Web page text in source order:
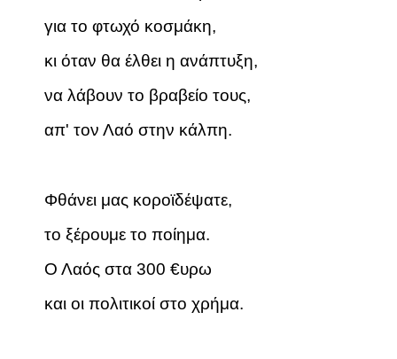
για το φτωχό κοσμάκη,
κι όταν θα έλθει η ανάπτυξη,
να λάβουν το βραβείο τους,
απ' τον Λαό στην κάλπη.
Φθάνει μας κοροϊδέψατε,
το ξέρουμε το ποίημα.
Ο Λαός στα 300 €υρω
και οι πολιτικοί στο χρήμα.